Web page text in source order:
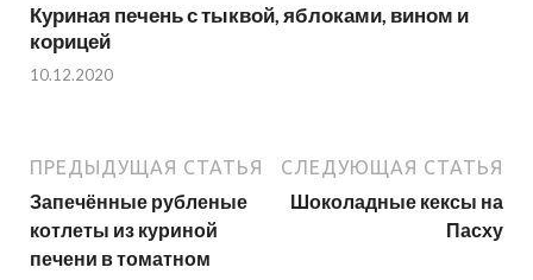
Куриная печень с тыквой, яблоками, вином и
корицей
10.12.2020
ПРЕДЫДУЩАЯ СТАТЬЯ
Запечённые рубленые
котлеты из куриной
печени в томатном
СЛЕДУЮЩАЯ СТАТЬЯ
Шоколадные кексы на
Пасху